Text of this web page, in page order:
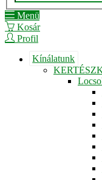
Menü
Kosár
Profil
Kínálatunk